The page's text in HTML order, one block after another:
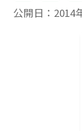
公開日： 2014